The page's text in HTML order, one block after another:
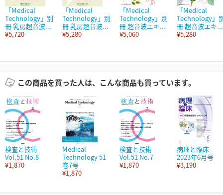
「Medical
Technology」別
冊 乳房超音波...
¥5,720
「Medical
Technology」別
冊 乳房超音波...
¥5,280
「Medical
Technology」別
冊 超音波エキ...
¥5,060
「Medical
Technology」
冊 超音波エキ...
¥5,280
この商品を買った人は、こんな商品も買っています。
検査と技術
Vol.51 No.8
¥1,870
Medical
Technology 51
巻7号
¥1,870
検査と技術
Vol.51 No.7
¥1,870
病理と臨床
2023年6月号
¥3,190